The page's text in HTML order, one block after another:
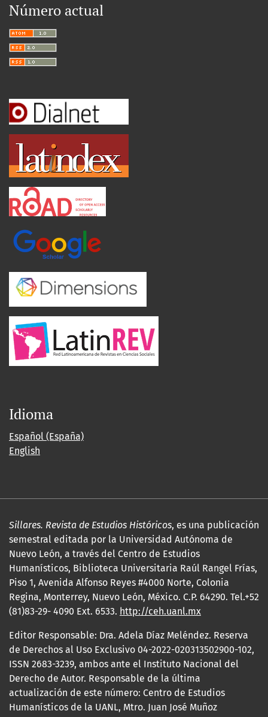
Número actual
Idioma
Español (España)
English
Sillares. Revista de Estudios Históricos, es una publicación
semestral editada por la Universidad Autónoma de
Nuevo León, a través del Centro de Estudios
Humanísticos, Biblioteca Universitaria Raúl Rangel Frías,
Piso 1, Avenida Alfonso Reyes #4000 Norte, Colonia
Regina, Monterrey, Nuevo León, México. C.P. 64290. Tel.+52
(81)83-29- 4090 Ext. 6533. http://ceh.uanl.mx
Editor Responsable: Dra. Adela Díaz Meléndez. Reserva
de Derechos al Uso Exclusivo 04-2022-020313502900-102,
ISSN 2683-3239, ambos ante el Instituto Nacional del
Derecho de Autor. Responsable de la última
actualización de este número: Centro de Estudios
Humanísticos de la UANL, Mtro. Juan José Muñoz